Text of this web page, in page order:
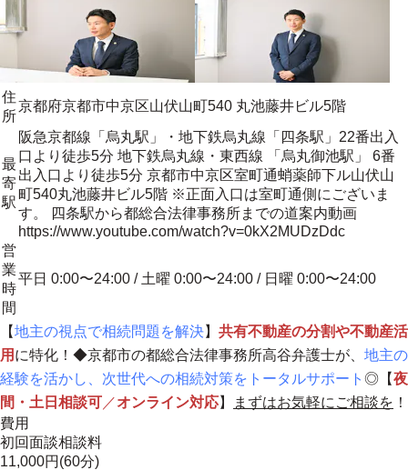
住
所
京都府京都市中京区山伏山町540 丸池藤井ビル5階
最
寄
駅
阪急京都線「烏丸駅」・地下鉄烏丸線「四条駅」22番出入
口より徒歩5分 地下鉄烏丸線・東西線 「烏丸御池駅」 6番
出入口より徒歩5分 京都市中京区室町通蛸薬師下ル山伏山
町540丸池藤井ビル5階 ※正面入口は室町通側にございま
す。 四条駅から都総合法律事務所までの道案内動画
https://www.youtube.com/watch?v=0kX2MUDzDdc
営
業
時
間
平日 0:00〜24:00 / 土曜 0:00〜24:00 / 日曜 0:00〜24:00
【地主の視点で相続問題を解決】 共有不動産の分割や不動産活
用 に特化！◆京都市の都総合法律事務所高谷弁護士が、 地主の
経験を活かし、次世代への相続対策をトータルサポート ◎【夜
間・土日相談可 ／オンライン対応】 まずはお気軽にご相談を ！
費用
初回面談相談料
11,000円(60分)